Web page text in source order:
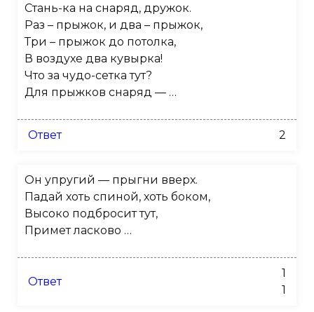
Стань-ка на снаряд, дружок.
Раз – прыжок, и два – прыжок,
Три – прыжок до потолка,
В воздухе два кувырка!
Что за чудо-сетка тут?
Для прыжков снаряд — …
Ответ 2
Он упругий — прыгни вверх.
Падай хоть спиной, хоть боком,
Высоко подбросит тут,
Примет ласково …
Ответ
1
1